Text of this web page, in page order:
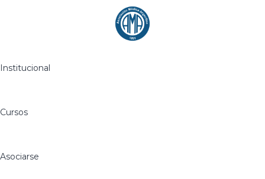
Institucional
Cursos
Asociarse